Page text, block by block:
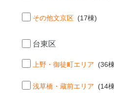
その他文京区 (17棟)
台東区
上野・御徒町エリア (36
浅草橋・蔵前エリア (14